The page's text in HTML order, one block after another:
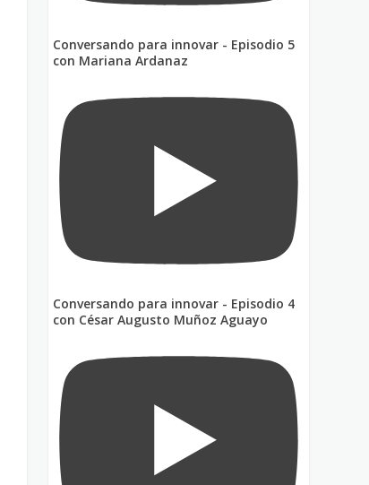
Conversando para innovar - Episodio 5
con Mariana Ardanaz
Conversando para innovar - Episodio 4
con César Augusto Muñoz Aguayo